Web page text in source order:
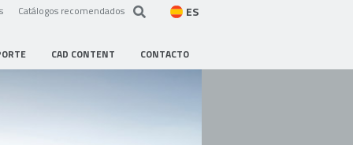
Catálogos recomendados ES
CAD CONTENT CONTACTO